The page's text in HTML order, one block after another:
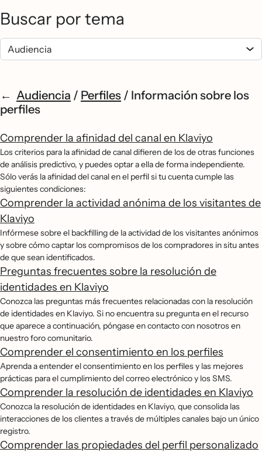
Buscar por tema
Audiencia / Perfiles / Información sobre los
perfiles
Comprender la afinidad del canal en Klaviyo
Los criterios para la afinidad de canal difieren de los de otras funciones
de análisis predictivo, y puedes optar a ella de forma independiente.
Sólo verás la afinidad del canal en el perfil si tu cuenta cumple las
siguientes condiciones:
Comprender la actividad anónima de los visitantes de
Klaviyo
Infórmese sobre el backfilling de la actividad de los visitantes anónimos
y sobre cómo captar los compromisos de los compradores in situ antes
de que sean identificados.
Preguntas frecuentes sobre la resolución de
identidades en Klaviyo
Conozca las preguntas más frecuentes relacionadas con la resolución
de identidades en Klaviyo. Si no encuentra su pregunta en el recurso
que aparece a continuación, póngase en contacto con nosotros en
nuestro foro comunitario.
Comprender el consentimiento en los perfiles
Aprenda a entender el consentimiento en los perfiles y las mejores
prácticas para el cumplimiento del correo electrónico y los SMS.
Comprender la resolución de identidades en Klaviyo
Conozca la resolución de identidades en Klaviyo, que consolida las
interacciones de los clientes a través de múltiples canales bajo un único
registro.
Comprender las propiedades del perfil personalizado